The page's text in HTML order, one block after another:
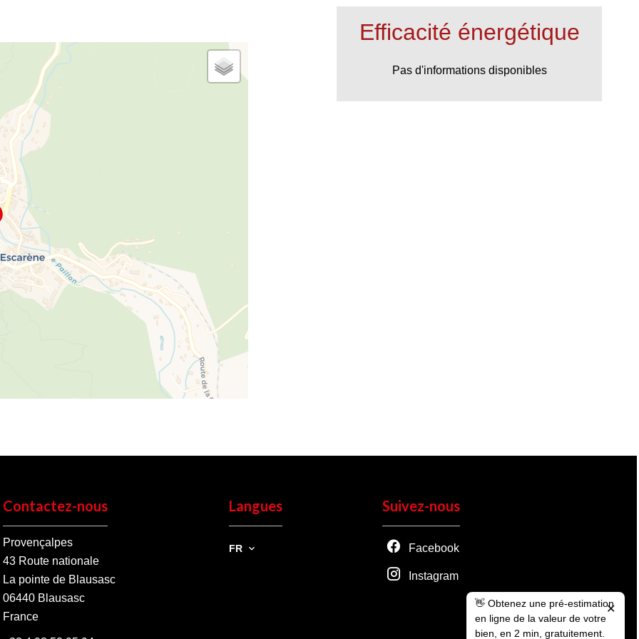
Efficacité énergétique
Pas d'informations disponibles
Contactez-nous
Provençalpes
43 Route nationale
La pointe de Blausasc
06440 Blausasc
France
Langues
FR
Suivez-nous
Facebook
Instagram
👋 Obtenez une pré-estimation
en ligne de la valeur de votre
bien, en 2 min, gratuitement.
✕